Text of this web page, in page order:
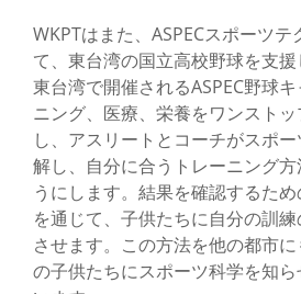
WKPTはまた、ASPECスポーツ
て、東台湾の国立高校野球を支
東台湾で開催されるASPEC野球
ニング、医療、栄養をワンスト
し、アスリートとコーチがスポ
解し、自分に合うトレーニング
うにします。結果を確認するた
を通じて、子供たちに自分の訓
させます。この方法を他の都市に
の子供たちにスポーツ科学を知